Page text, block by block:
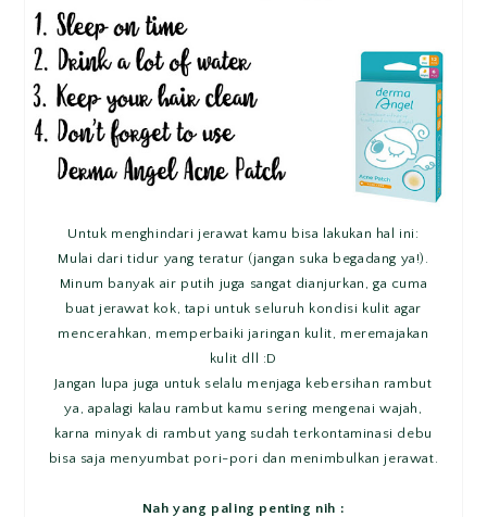
Untuk menghindari jerawat kamu bisa lakukan hal ini:
Mulai dari tidur yang teratur (jangan suka begadang ya!).
Minum banyak air putih juga sangat dianjurkan, ga cuma
buat jerawat kok, tapi untuk seluruh kondisi kulit agar
mencerahkan, memperbaiki jaringan kulit, meremajakan
kulit dll :D
Jangan lupa juga untuk selalu menjaga kebersihan rambut
ya, apalagi kalau rambut kamu sering mengenai wajah,
karna minyak di rambut yang sudah terkontaminasi debu
bisa saja menyumbat pori-pori dan menimbulkan jerawat.
Nah yang paling penting nih :